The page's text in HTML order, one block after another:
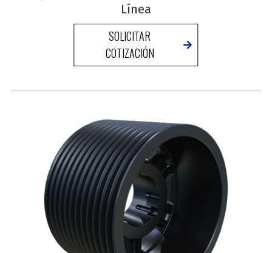
Línea
SOLICITAR
COTIZACIÓN